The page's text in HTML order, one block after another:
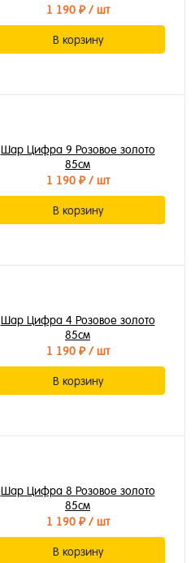
1 190 ₽/ шт
В корзину
Шар Цифра 9 Розовое золото
85см
1 190 ₽/ шт
В корзину
Шар Цифра 4 Розовое золото
85см
1 190 ₽/ шт
В корзину
Шар Цифра 8 Розовое золото
85см
1 190 ₽/ шт
В корзину